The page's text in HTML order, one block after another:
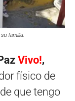
familia.
Vivo!,
físico de
que tengo